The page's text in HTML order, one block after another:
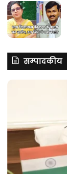
सम्पादकीय